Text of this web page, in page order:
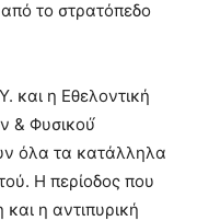
το στρατόπεδο
και η Εθελοντική
& Φυσικού́
όλα τα κατάλληλα
Η περίοδος που
και η αντιπυρική